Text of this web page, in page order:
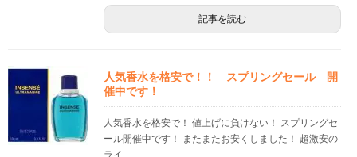
記事を読む
人気香水を格安で！！ スプリングセール 開
催中です！
人気香水を格安で！ 値上げに負けない！ スプリングセ
ール開催中です！ またまたお安くしました！ 超激安の
ライ...